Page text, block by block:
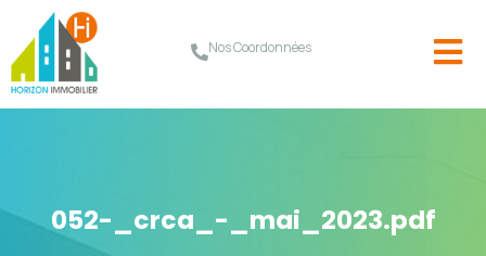
Nos Coordonnées
052-_crca_-_mai_2023.pdf